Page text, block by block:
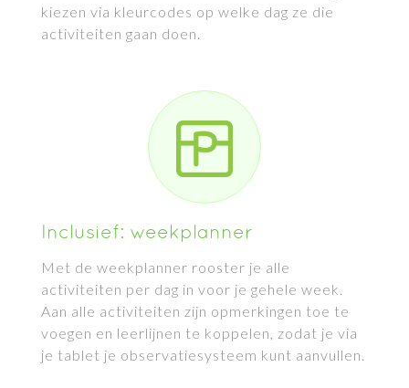
kiezen via kleurcodes op welke dag ze die
activiteiten gaan doen.
Inclusief: weekplanner
Met de weekplanner rooster je alle
activiteiten per dag in voor je gehele week.
Aan alle activiteiten zijn opmerkingen toe te
voegen en leerlijnen te koppelen, zodat je via
je tablet je observatiesysteem kunt aanvullen.